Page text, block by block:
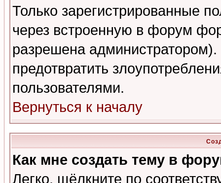
Только зарегистрированные
через встроенную в форум
разрешена
предотвратить
пользователями.
Вернуться к началу
Как мне создать тему в
Легко, щёлкните по